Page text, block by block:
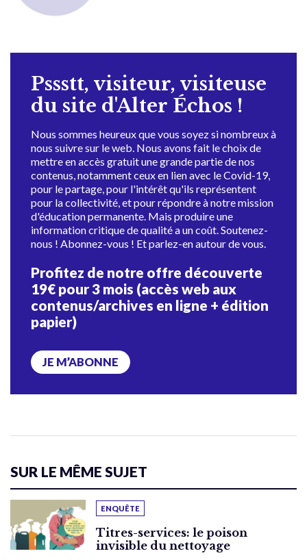
Pssstt, visiteur, visiteuse
du site d'Alter Échos !
Nous sommes heureux que vous soyez si nombreux à
nous suivre sur le web. Nous avons fait le choix de
mettre en accès gratuit une grande partie de nos
contenus, notamment ceux en lien avec le Covid-19,
pour le partage, pour l'intérêt qu'ils représentent
pour la collectivité, et pour répondre à notre mission
d'éducation permanente. Mais produire une
information critique de qualité a un coût. Soutenez-
nous ! Abonnez-vous ! Et parlez-en autour de vous.
Profitez de notre offre découverte
19€ pour 3 mois (accès web aux
contenus/archives en ligne + édition
papier)
JE M’ABONNE
SUR LE MÊME SUJET
ENQUÊTE
Titres-services: le poison
invisible du nettoyage